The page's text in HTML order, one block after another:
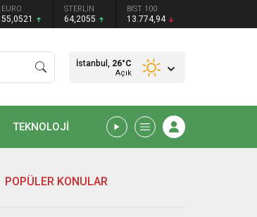
EURO
55,0521
STERLİN
64,2055
BIST 100
13.774,94
İstanbul, 26°C
Açık
TEKNOLOJİ
POPÜLER KONULAR